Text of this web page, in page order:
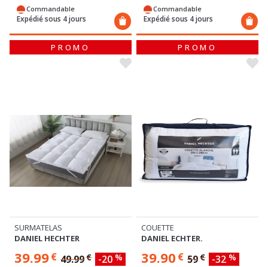
Commandable
Expédié sous 4 jours
Commandable
Expédié sous 4 jours
PROMO
SURMATELAS
DANIEL HECHTER
39.99€ 49.99€ -20 %
PROMO
COUETTE
DANIEL ECHTER.
39.90 € 59€ -32 %